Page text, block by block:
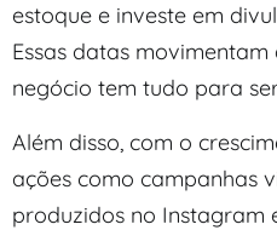
estoque e investe em
Essas datas
negócio tem tudo para
Além disso, com o
ações como campanhas
produzidos no Instagram